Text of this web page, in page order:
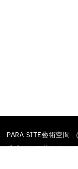
PARA SITE藝術空間
香港鰂魚涌英皇道677